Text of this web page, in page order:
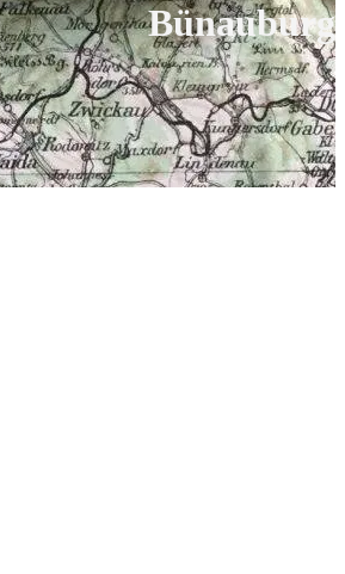
Bünauburg